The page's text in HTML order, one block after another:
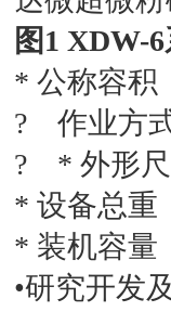
图1 XDW-6
* 公称容积
?
作业方
? * 外形
* 设备总重
* 装机容量
•研究开发